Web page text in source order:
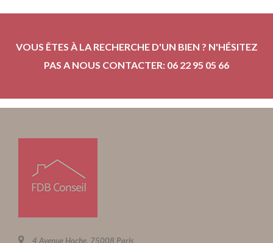
VOUS ÊTES À LA RECHERCHE D'UN BIEN ? N'HÉSITEZ
PAS A NOUS CONTACTER: 06 22 95 05 66
4 Avenue Hoche, 75008 Paris